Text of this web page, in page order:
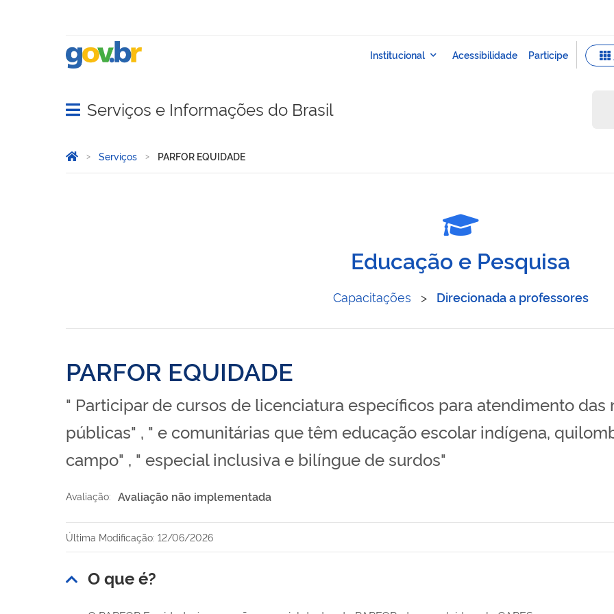
Abrir menu principal de navegação
Serviços e Informações do Brasil
Você está aqui:
Página Inicial
Serviços PARFOR EQUIDADE
Educação e Pesquisa
Capacitações > Direcionada a professores
PARFOR EQUIDADE
" Participar de cursos de licenciatura específicos para atendimento das
públicas" , " e comunitárias que têm educação escolar indígena,
campo" , " especial inclusiva e bilíngue de surdos"
Avaliação: Avaliação não implementada
Última Modificação: 12/06/2026
O que é?